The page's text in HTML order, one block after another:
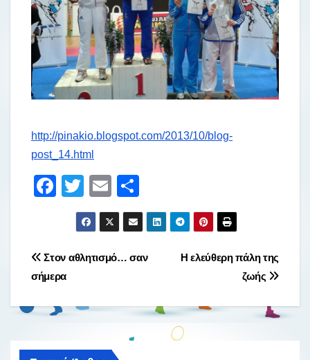
http://pinakio.blogspot.com/2013/10/blog-
post_14.html
F
e
b
o
T
wi
tt
er
E
m
ail
οι
ρ
α
ίτ
Πλοήγηση
άρθρων
Η ελεύθερη πάλη της
ζωής
Στον αθλητισμό… σαν
σήμερα